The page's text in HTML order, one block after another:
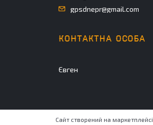
gpsdnepr@gmail.com
Євген
Сайт створений на маркетплейсі